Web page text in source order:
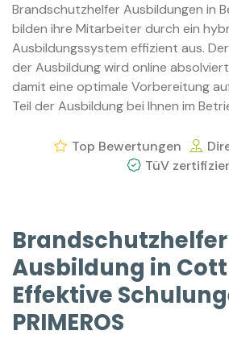
Brandschutzhelfer Ausbildungen in
bilden ihre Mitarbeiter durch ein
Ausbildungssystem effizient aus.
der Ausbildung wird online
damit eine optimale Vorbereitung
Teil der Ausbildung bei Ihnen im
Top Bewertungen
TüV
Brandschutzhelfer
Ausbildung in
Effektive
PRIMEROS